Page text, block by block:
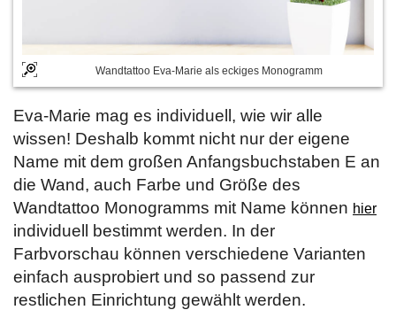
Wandtattoo Eva-Marie als eckiges Monogramm
Eva-Marie mag es individuell, wie wir alle
wissen! Deshalb kommt nicht nur der eigene
Name mit dem großen Anfangsbuchstaben E an
die Wand, auch Farbe und Größe des
Wandtattoo Monogramms mit Name können hier
individuell bestimmt werden. In der
Farbvorschau können verschiedene Varianten
einfach ausprobiert und so passend zur
restlichen Einrichtung gewählt werden.